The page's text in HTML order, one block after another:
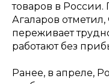
товаров в
Агаларов
переживает
работают без
Ранее, в апреле,